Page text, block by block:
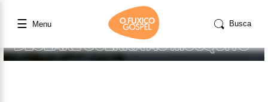
☰ Menu Busca